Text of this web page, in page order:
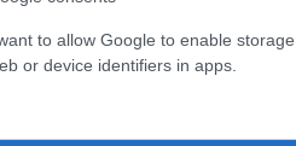
to allow Google to enable
or device identifiers in apps.
Kenny/WWD/Penske Media via Getty
τους, ανήρτησε στον
που αγάπησε βαθιά τη